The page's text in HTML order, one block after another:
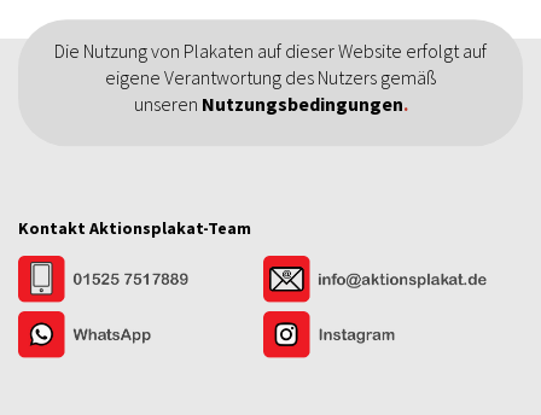
Die Nutzung von Plakaten auf dieser Website erfolgt auf
eigene Verantwortung des Nutzers gemäß
unseren Nutzungsbedingungen.
Kontakt Aktionsplakat-Team